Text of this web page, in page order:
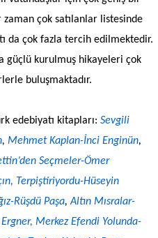
çok satılanlar listesinde
da çok fazla tercih edilmektedir.
güçlü kurulmuş hikayeleri çok
buluşmaktadır.
edebiyatı kitapları: Sevgili
, Mehmet Kaplan-İnci Enginün,
Seçmeler-Ömer
, Terpiştiriyordu-Hüseyin
Rüşdü Paşa,Altın Mısralar-
Merkez Efendi Yolunda-